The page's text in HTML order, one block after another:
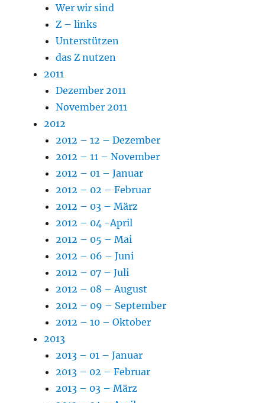
Wer wir sind
Z – links
Unterstützen
das Z nutzen
2011
Dezember 2011
November 2011
2012
2012 – 12 – Dezember
2012 – 11 – November
2012 – 01 – Januar
2012 – 02 – Februar
2012 – 03 – März
2012 – 04 -April
2012 – 05 – Mai
2012 – 06 – Juni
2012 – 07 – Juli
2012 – 08 – August
2012 – 09 – September
2012 – 10 – Oktober
2013
2013 – 01 – Januar
2013 – 02 – Februar
2013 – 03 – März